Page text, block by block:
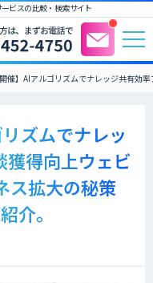
ビスの比較・検索サイト
催】AIアルゴリズムでナレッジ共有効
ズムでナレッ
獲得向上ウェビ
ス拡大の秘策
介。